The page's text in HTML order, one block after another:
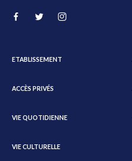
ETABLISSEMENT
ACCÈS PRIVÉS
VIE QUOTIDIENNE
VIE CULTURELLE